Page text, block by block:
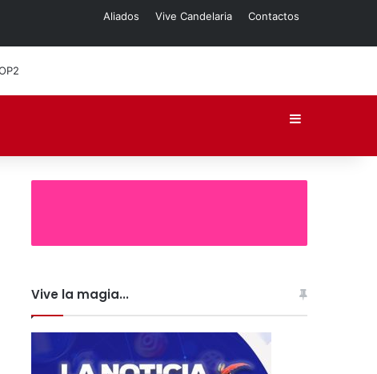
Aliados Vive Candelaria Contactos
Vive la magia...